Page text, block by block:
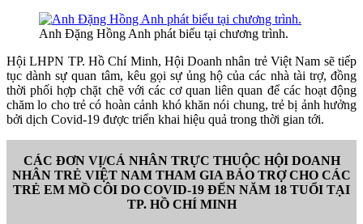
Anh Đặng Hồng Anh phát biểu tại chương trình.
Hội LHPN TP. Hồ Chí Minh, Hội Doanh nhân trẻ Việt Nam sẽ tiếp
tục dành sự quan tâm, kêu gọi sự ủng hộ của các nhà tài trợ, đồng
thời phối hợp chặt chẽ với các cơ quan liên quan để các hoạt động
chăm lo cho trẻ có hoàn cảnh khó khăn nói chung, trẻ bị ảnh hưởng
bởi dịch Covid-19 được triển khai hiệu quả trong thời gian tới.
CÁC ĐƠN VỊ/CÁ NHÂN TRỰC THUỘC HỘI DOANH
NHÂN TRẺ VIỆT NAM THAM GIA BẢO TRỢ CHO CÁC
TRẺ EM MỒ CÔI DO COVID-19 ĐẾN NĂM 18 TUỔI TẠI
TP. HỒ CHÍ MINH